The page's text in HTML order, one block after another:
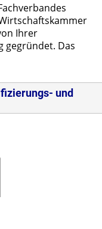
Ihrer
gegründet. Das
und